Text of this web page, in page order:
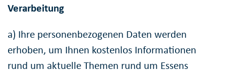
Verarbeitung
a) Ihre personenbezogenen Daten werden
erhoben, um Ihnen kostenlos Informationen
rund um aktuelle Themen rund um Essens